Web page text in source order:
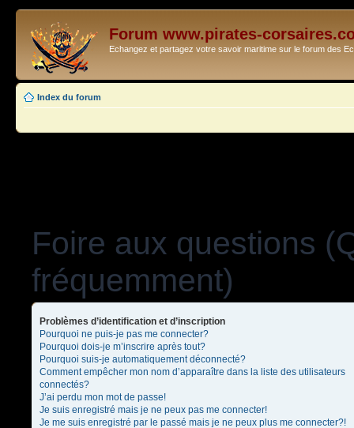
Forum www.pirates-
Echangez et partagez votre savoir maritime sur le forum des
Index du forum
Foire aux questions
fréquemment)
Problèmes d’identification et d’inscription
Pourquoi ne puis-je pas me connecter?
Pourquoi dois-je m’inscrire après tout?
Pourquoi suis-je automatiquement déconnecté?
Comment empêcher mon nom d’apparaître dans la liste des utilisateurs
connectés?
J’ai perdu mon mot de passe!
Je suis enregistré mais je ne peux pas me connecter!
Je me suis enregistré par le passé mais je ne peux plus me connecter?!